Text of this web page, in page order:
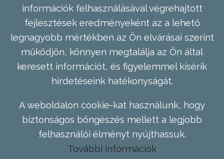
információk felhasználásával végrehajtott
fejlesztések eredményeként az a lehető
legnagyobb mértékben az Ön elvárásai szerint
működjön, könnyen megtalálja az Ön által
keresett információt, és figyelemmel kísérik
hirdetéseink hatékonyságát.
A weboldalon cookie-kat használunk, hogy
biztonságos böngészés mellett a legjobb
felhasználói élményt nyújthassuk.
További információk